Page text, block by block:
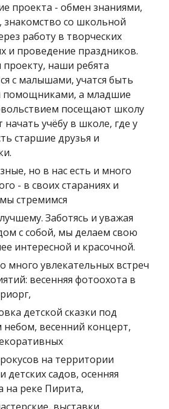
проекта - обмен знаниями,
знакомство со школьной
работу в творческих
и проведение праздников.
проекту, наши ребята
с малышами, учатся быть
помощниками, а младшие
посещают школу
учёбу в школе, где у
старшие друзья и
но в нас есть и много
- в своих стараниях и
стремимся
Заботясь и уважая
с собой, мы делаем свою
интересной и красочной.
много увлекательных встреч
весенняя фотоохота в
детской сказки под
весенний концерт,
на территории
детских садов, осенняя
на реке Пирита,